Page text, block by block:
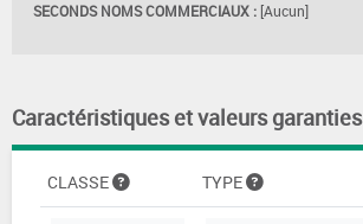
SECONDS NOMS COMMERCIAUX : [Aucun]
Caractéristiques et valeurs garanties
CLASSE TYPE